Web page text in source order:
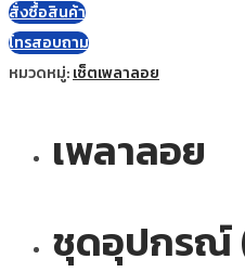
สั่งซื้อสินค้า
โทรสอบถาม
หมวดหมู่:เซ็ตเพลาลอย
เพลาลอย
ชุดอุปกรณ์